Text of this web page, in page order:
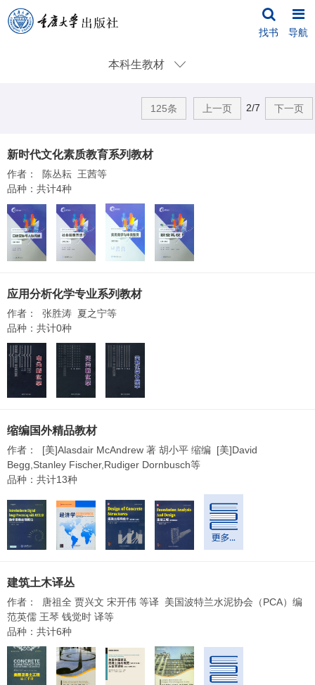
找书 导航
本科生教材
125条 上一页 2/7 下一页
新时代文化素质教育系列教材
作者： 陈丛耘 王茜等
品种：共计4种
应用分析化学专业系列教材
作者： 张胜涛 夏之宁等
品种：共计0种
缩编国外精品教材
作者： [美]Alasdair McAndrew 著 胡小平 缩编 [美]David
Begg,Stanley Fischer,Rudiger Dornbusch等
品种：共计13种
建筑土木译丛
作者： 唐祖全 贾兴文 宋开伟 等译 美国波特兰水泥协会（PCA）编
范英儒 王琴 钱觉时 译等
品种：共计6种